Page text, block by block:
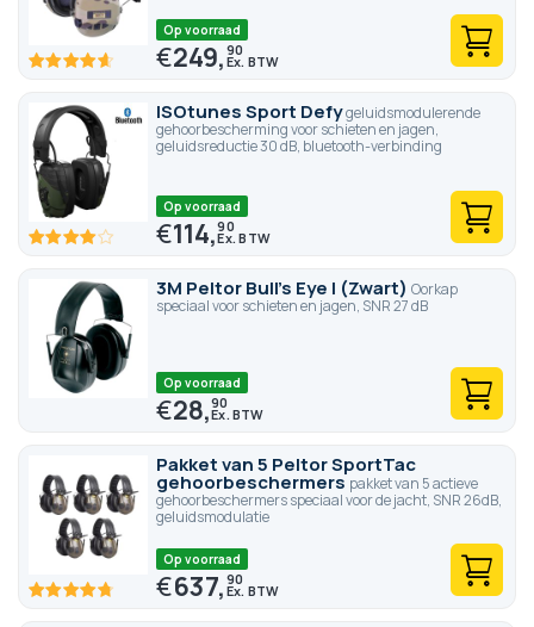
Op voorraad
€249,90
ISOtunes Sport Defygeluidsmodulerende
gehoorbescherming voor schieten en jagen,
geluidsreductie 30 dB, bluetooth-verbinding
Op voorraad
€114,90
3M Peltor Bull's Eye I (Zwart) Oorkap
speciaal voor schieten en jagen, SNR 27 dB
Op voorraad
€28,90
Pakket van 5 Peltor SportTac
gehoorbeschermerspakket van 5 actieve
gehoorbeschermers speciaal voor de jacht, SNR 26dB,
geluidsmodulatie
Op voorraad
€637,90